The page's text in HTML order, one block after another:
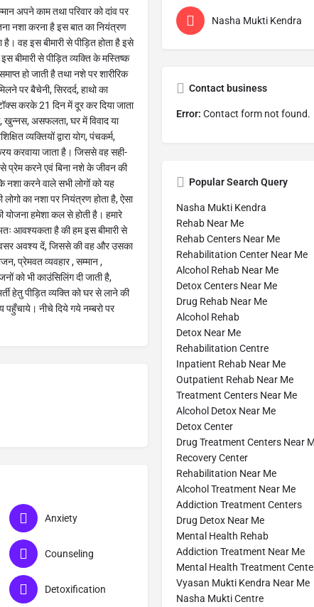
अपने काम तथा परिवार को दांव पर
नशा करना है इस बात का नियंत्रण
वह इस बीमारी से पीड़ित होता है इसे
बीमारी से पीड़ित व्यक्ति के मस्तिष्क
हो जाती है तथा नशे पर शारीरिक
पर बैचेनी, सिरदर्द, हाथो का
करके 21 दिन में दूर कर दिया जाता
खुन्नस, असफलता, घर में विवाद या
व्यक्तियों द्वारा योग, पंचकर्म,
करवाया जाता है। जिससे वह सही-
से प्रेम करने एवं बिना नशे के जीवन की
नशा करने वाले सभी लोगों को यह
का नशा पर नियंत्रण होता है, ऐसा
योजना हमेशा कल से होती है। हमारे
आवश्यकता है की हम इस बीमारी से
अवश्य दें, जिससे की वह और उसका
प्रेमवत व्यवहार , सम्मान ,
को भी काउंसिलिंग दी जाती है,
हेतु पीड़ित व्यक्ति को घर से लाने की
नीचे दिये गये नम्बरो पर
Anxiety
Counseling
Detoxification
Nasha Mukti Kendra
Contact business
Error: Contact form not found.
Popular Search Query
Nasha Mukti Kendra
Rehab Near Me
Rehab Centers Near Me
Rehabilitation Center Near Me
Alcohol Rehab Near Me
Detox Centers Near Me
Drug Rehab Near Me
Alcohol Rehab
Detox Near Me
Rehabilitation Centre
Inpatient Rehab Near Me
Outpatient Rehab Near Me
Treatment Centers Near Me
Alcohol Detox Near Me
Detox Center
Drug Treatment Centers Near
Recovery Center
Rehabilitation Near Me
Alcohol Treatment Near Me
Addiction Treatment Centers
Drug Detox Near Me
Mental Health Rehab
Addiction Treatment Near Me
Mental Health Treatment
Vyasan Mukti Kendra Near Me
Nasha Mukti Centre